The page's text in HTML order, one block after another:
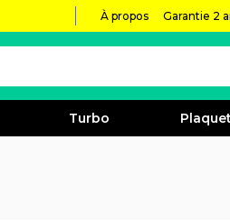
À propos Garantie 2
Turbo